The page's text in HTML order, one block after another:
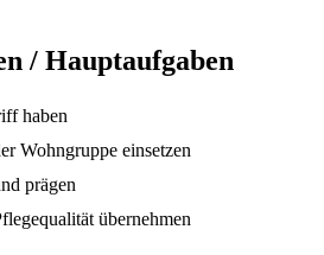
Schweiz
/ Hauptaufgaben
haben
Wohngruppe einsetzen
prägen
übernehmen